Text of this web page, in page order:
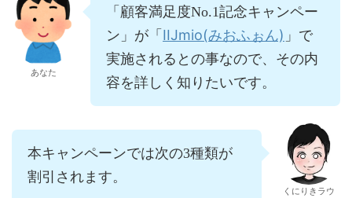
あなた
「顧客満足度No.1記念キャンペー
ン」が「 IIJmio(みおふぉん) 」で
実施されるとの事なので、その内
容を詳しく知りたいです。
本キャンペーンでは次の3種類が
割引されます。
くにりきラウ